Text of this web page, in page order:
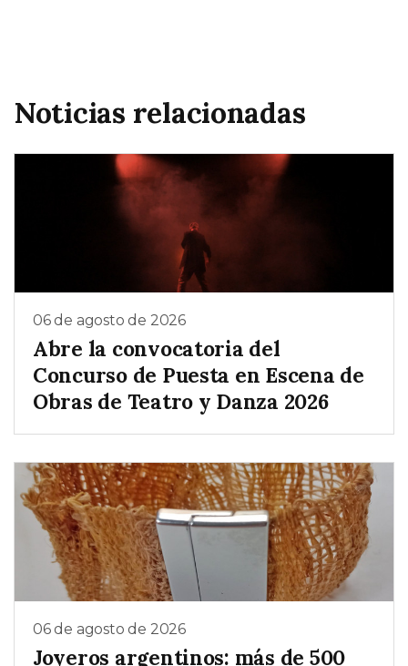
Noticias relacionadas
06 de agosto de 2026
Abre la convocatoria del
Concurso de Puesta en Escena de
Obras de Teatro y Danza 2026
06 de agosto de 2026
Joyeros argentinos: más de 500